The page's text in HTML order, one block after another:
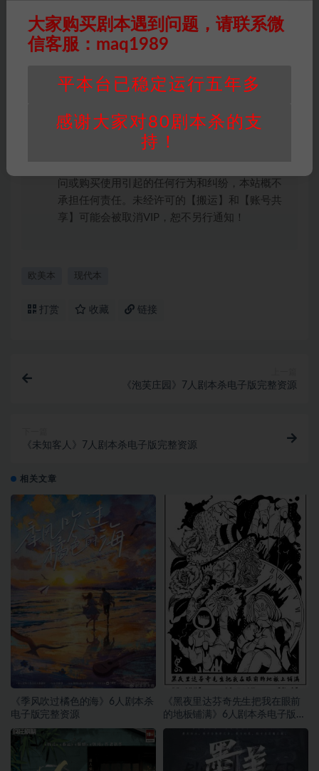
权均属于机关版权或权利人。如有侵权，请发邮
件通知并提供相关证实资料至邮箱
会在三天内下架相关剧本攻略。
积分说明
∶剧本杀下载所需积分非剧本杀资源自
身价值，本站积分为本站收取的赞助费，用于本
站整理资料的时间成本及网站运营所需支出费
问或购买使用引起的任何行为和纠纷，本站概不
承担任何责任。未经许可的【搬运】和【账号共
享】可能会被取消VIP，恕不另行通知！
欧美本 现代本
打赏 收藏 链接
《泡芙庄园》7人剧本杀电子版完整资源
《未知客人》7人剧本杀电子版完整资源
相关文章
《季风吹过橘色的海》6人剧本杀
电子版完整资源
《黑夜里达芬奇先生把我在眼前
的地板铺满》6人剧本杀电子版完
整资源
大家购买剧本遇到问题，请联系微
信客服：maq1989
平本台已稳定运行五年多
感谢大家对80剧本杀的支
持！